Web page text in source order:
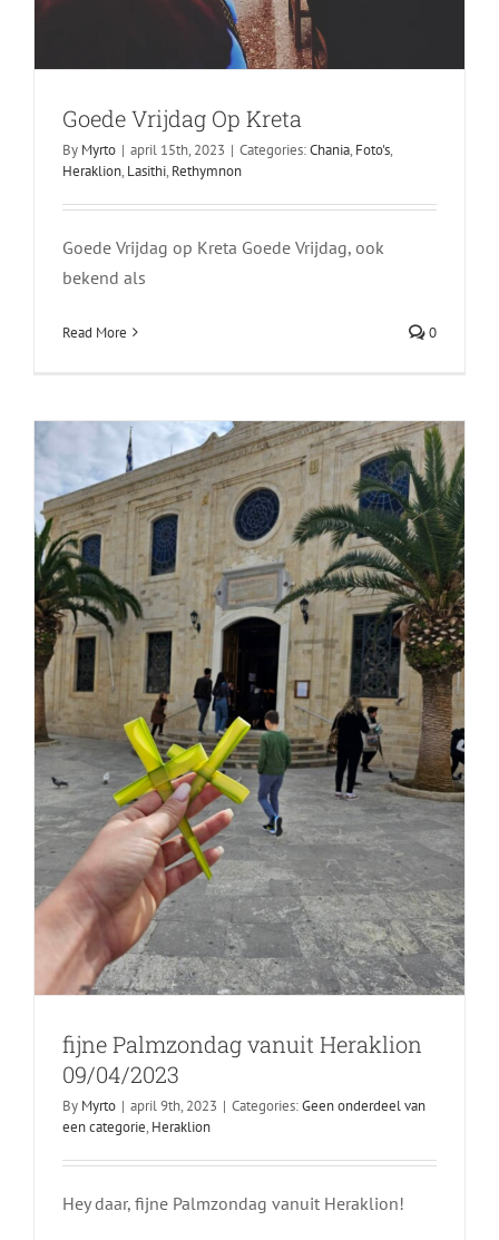
Goede Vrijdag Op Kreta
By Myrto | april 15th, 2023 | Categories:Chania, Foto's,
Heraklion, Lasithi, Rethymnon
Goede Vrijdag op Kreta Goede Vrijdag, ook
bekend als
Read More 0
fijne Palmzondag vanuit Heraklion
09/04/2023
fijne Palmzondag vanuit Heraklion
09/04/2023
By Myrto | april 9th, 2023 | Categories:Geen onderdeel van
een categorie, Heraklion
Hey daar, fijne Palmzondag vanuit Heraklion!
Het mythische dier genaamd “Grypas”
Heraklion